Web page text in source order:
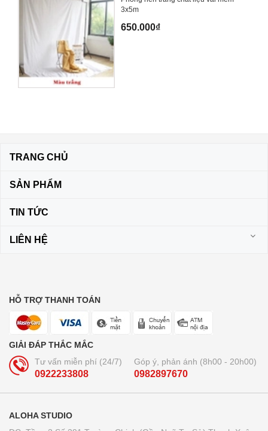
3x5m
650.000₫
TRANG CHỦ
SẢN PHẨM
TIN TỨC
LIÊN HỆ
HỖ TRỢ THANH TOÁN
GIẢI ĐÁP THẮC MẮC
Tư vấn miễn phí (24/7)
0922233808
Góp ý, phản ánh (8h00 - 20h00)
0982897670
ALOHA STUDIO